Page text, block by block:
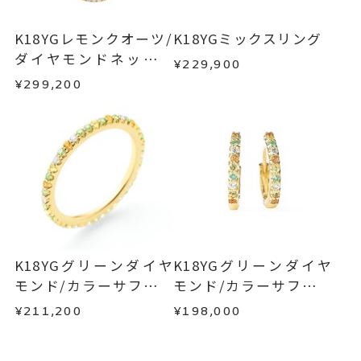
K18YGレモンクオーツ/
ダイヤモンドネックレ
ス
¥299,200
K18YGミックスリング
¥229,900
K18YGグリーンダイヤ
モンド/カラーサファイ
ア/ダイヤモンドリング
¥211,200
K18YGグリーンダイヤ
モンド/カラーサファイ
ア/ダイヤモンドピアス
¥198,000